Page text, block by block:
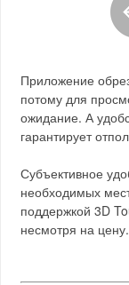
Приложение
потому для
ожидание. А
гарантирует
Субъективное
необходимых
поддержкой 3D
несмотря на